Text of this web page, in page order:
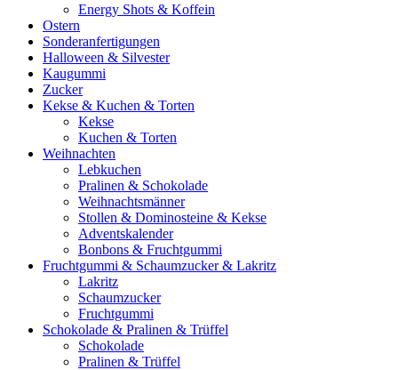
Energy Shots & Koffein
Ostern
Sonderanfertigungen
Halloween & Silvester
Kaugummi
Zucker
Kekse & Kuchen & Torten
Kekse
Kuchen & Torten
Weihnachten
Lebkuchen
Pralinen & Schokolade
Weihnachtsmänner
Stollen & Dominosteine & Kekse
Adventskalender
Bonbons & Fruchtgummi
Fruchtgummi & Schaumzucker & Lakritz
Lakritz
Schaumzucker
Fruchtgummi
Schokolade & Pralinen & Trüffel
Schokolade
Pralinen & Trüffel